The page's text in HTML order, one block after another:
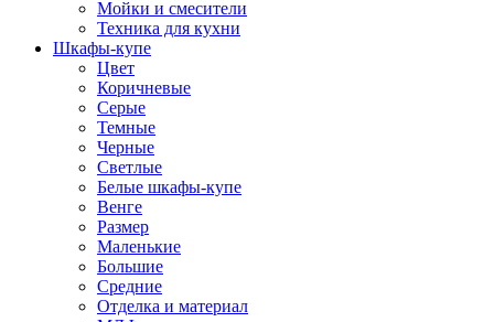
Мойки и смесители
Техника для кухни
Шкафы-купе
Цвет
Коричневые
Серые
Темные
Черные
Светлые
Белые шкафы-купе
Венге
Размер
Маленькие
Большие
Средние
Отделка и материал